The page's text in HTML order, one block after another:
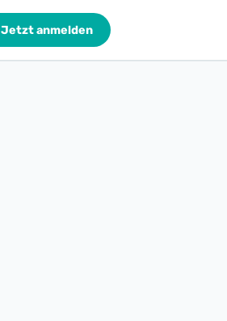
Jetzt anmelden